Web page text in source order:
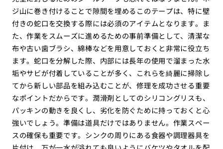
ジ山に巻き付けることで隙間を埋めるこのテープは、特に壁
付きの蛇口を交換する際には必須のアイテムとなります。ま
た、作業をスムーズに進めるための事前準備として、清潔な
布や古い歯ブラシ、綿棒などを用意しておくと非常に役立ち
ます。蛇口を分解した際、内部には長年の使用で溜まった水
垢やサビが付着していることが多く、これらを綺麗に掃除し
てから新しい部品を組み込むことが、修理を成功させる重要
なポイントだからです。潤滑剤としてのシリコングリスも、
パッキンの動きを良くし、劣化を防ぐために持っておくと心
強いでしょう。準備は道具だけではありません。作業スペー
スの確保も重要です。シンクの周りにある食器や調理器具を